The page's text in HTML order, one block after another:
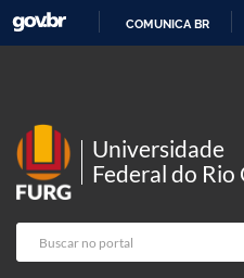
COMUNICA BR
Universidade
Federal do Rio